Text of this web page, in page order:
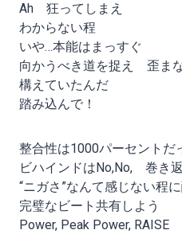
Ah 狂ってしまえ
わからない程
いや…本能はまっすぐ
向かうべき道を捉え 歪ま
構えていたんだ
踏み込んで！
整合性は1000パーセントだ
ビハインドはNo,No, 巻き
“ニガさ”なんて感じない程
完璧なビート共有しよう
Power, Peak Power, RAISE